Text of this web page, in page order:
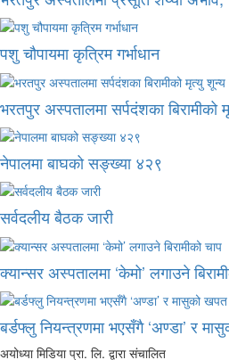
पशु चौपायमा कृत्रिम गर्भाधान
भरतपुर अस्पतालमा सर्पदंशका बिरामीको
नेपालमा बाघको सङ्ख्या ४२९
सर्वदलीय बैठक जारी
क्यान्सर अस्पतालमा ‘केमो’ लगाउने
बर्डफ्लु नियन्त्रणमा भएसँगै ‘अण्डा’ र
अयोध्या मिडिया प्रा. लि. द्वारा संचालित